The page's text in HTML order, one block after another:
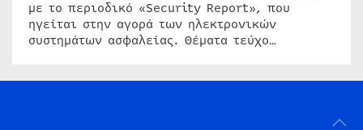
με το περιοδικό «Security Report», που
ηγείται στην αγορά των ηλεκτρονικών
συστημάτων ασφαλείας. Θέματα τεύχο…